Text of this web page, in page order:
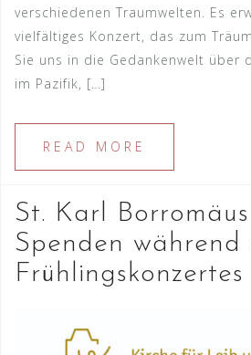
verschiedenen Traumwelten. Es
vielfältiges Konzert, das zum
Sie uns in die Gedankenwelt über
im Pazifik, […]
READ MORE
St. Karl
Spenden während
Frühlingskonzertes